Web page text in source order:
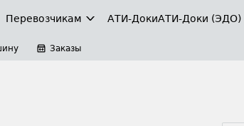
Перевозчикам АТИ-ДокиАТИ-Доки (ЭДО)
Заказы